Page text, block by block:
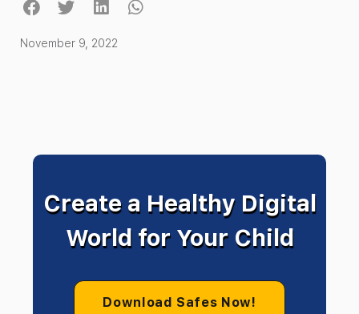
November 9, 2022
Create a Healthy Digital
World for Your Child
Download Safes Now!